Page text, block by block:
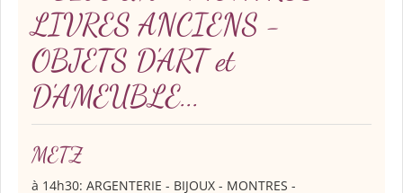
LIVRES ANCIENS -
OBJETS D'ART et
D'AMEUBLE...
METZ
à 14h30: ARGENTERIE - BIJOUX - MONTRES -